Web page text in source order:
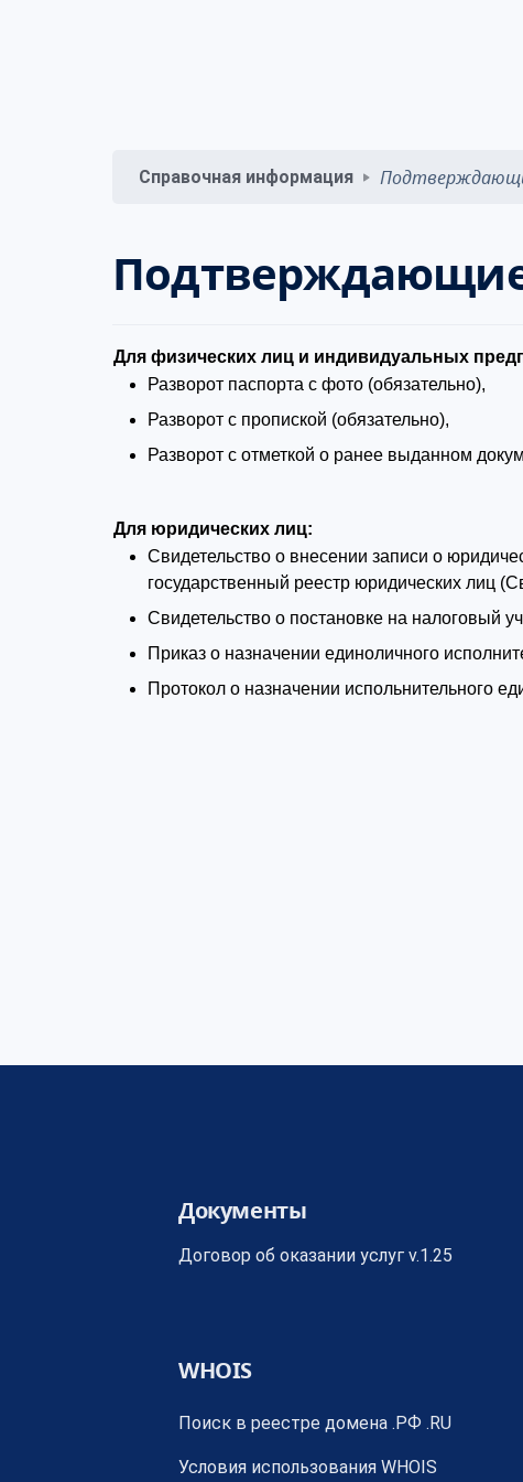
Справочная информация
Для физических лиц и индивидуальных
Разворот паспорта с фото (обязательно),
Разворот с пропиской (обязательно),
Разворот с отметкой о ранее выданном
Для юридических лиц:
Свидетельство о внесении записи о
государственный реестр юридических лиц
Свидетельство о постановке на налоговый
Приказ о назначении единоличного
Протокол о назначении испольнительного
Документы
Договор об оказании услуг v.1.25
WHOIS
Поиск в реестре домена .РФ .RU
Условия использования WHOIS